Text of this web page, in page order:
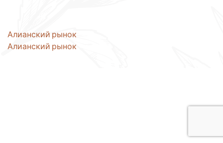
Навигация
по
Алианский рынок
Алианский рынок